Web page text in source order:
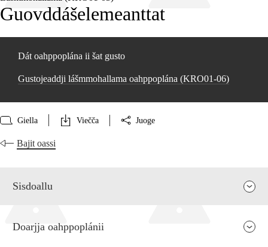
Guovddášelemeanttat
Dát oahppoplána ii šat gusto
Gustojeaddji lášmmohallama oahppoplána (KRO01‑06)
Giella Viečča Juoge
Bajit oassi
Sisdoallu
Doarjja oahppoplánii